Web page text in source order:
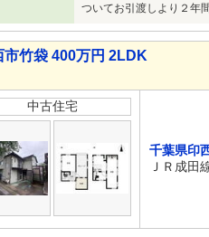
ついてお引渡しより２年
市竹袋 400万円 2LDK
中古住宅
千葉県印
ＪＲ成田